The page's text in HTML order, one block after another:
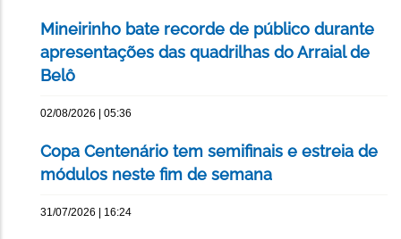
Mineirinho bate recorde de público durante
apresentações das quadrilhas do Arraial de
Belô
02/08/2026 | 05:36
Copa Centenário tem semifinais e estreia de
módulos neste fim de semana
31/07/2026 | 16:24